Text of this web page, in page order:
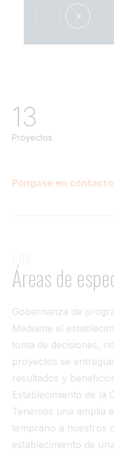
13
Proyectos
Póngase en
Áreas de
Gobernanza de
Mediante el
toma de decisiones,
proyectos se
resultados y
Establecimiento de la
Tenemos una amplia
temprano a nuestros
establecimiento de